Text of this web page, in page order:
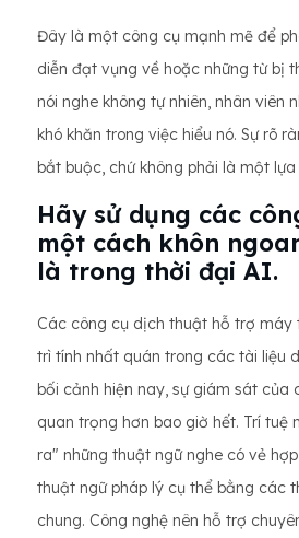
Đây là một công cụ mạnh mẽ để
diễn đạt vụng về hoặc những từ bị
nói nghe không tự nhiên, nhân viên
khó khăn trong việc hiểu nó. Sự rõ
bắt buộc, chứ không phải là một lựa
Hãy sử dụng các
một cách khôn
là trong thời đại AI.
Các công cụ dịch thuật hỗ trợ máy
trì tính nhất quán trong các tài liệu
bối cảnh hiện nay, sự giám sát của
quan trọng hơn bao giờ hết. Trí tuệ
ra" những thuật ngữ nghe có vẻ
thuật ngữ pháp lý cụ thể bằng các
chung. Công nghệ nên hỗ trợ